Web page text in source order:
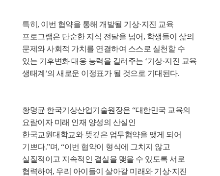
특히, 이번 협약을 통해 개발될 기상·지진 교육
프로그램은 단순한 지식 전달을 넘어, 학생들이 삶의
문제와 사회적 가치를 연결하여 스스로 실천할 수
있는 기후변화 대응 능력을 길러주는 ‘기상·지진 교육
생태계’의 새로운 이정표가 될 것으로 기대된다.
황명균 한국기상산업기술원장은 “대한민국 교육의
요람이자 미래 인재 양성의 산실인
한국교원대학교와 뜻깊은 업무협약을 맺게 되어
기쁘다.”며, “이번 협약이 형식에 그치지 않고
실질적이고 지속적인 결실을 맺을 수 있도록 서로
협력하여, 우리 아이들이 살아갈 미래와 기상·지진